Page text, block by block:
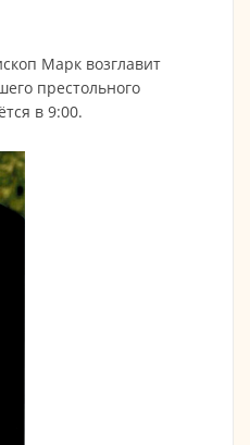
Марк возглавит
престольного
в 9:00.